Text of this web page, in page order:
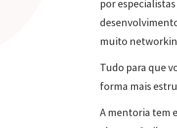
por
muito
Tudo para que
forma mais
A mentoria tem